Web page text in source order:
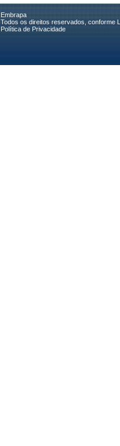
Embrapa
Todos os direitos reservados, conforme
Política de Privacidade